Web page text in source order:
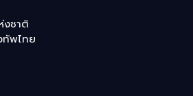
งชาติ
พไทย